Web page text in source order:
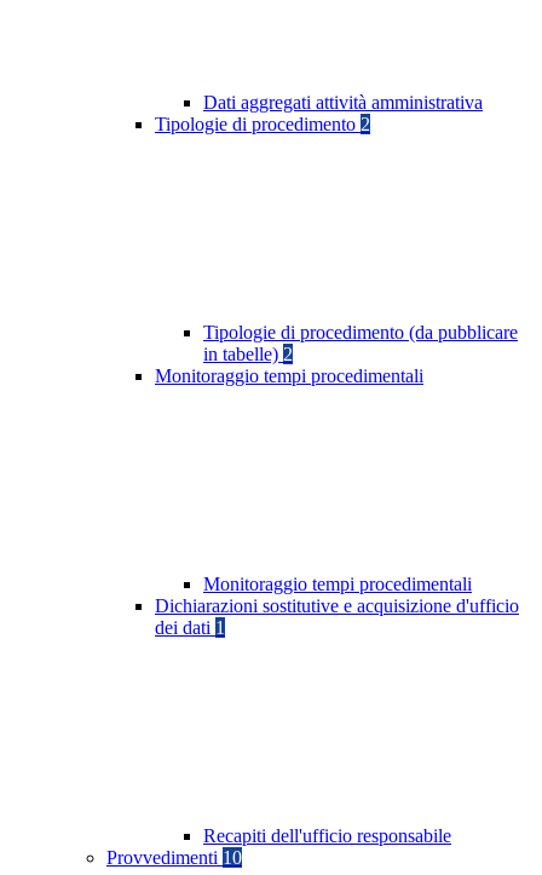
Dati aggregati attività amministrativa
Tipologie di procedimento 2
Tipologie di procedimento (da pubblicare
in tabelle) 2
Monitoraggio tempi procedimentali
Monitoraggio tempi procedimentali
Dichiarazioni sostitutive e acquisizione d'ufficio
dei dati 1
Recapiti dell'ufficio responsabile
Provvedimenti 10